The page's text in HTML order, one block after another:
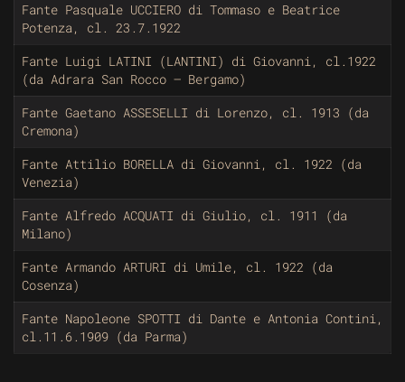
Fante Pasquale UCCIERO di Tommaso e Beatrice
Potenza, cl. 23.7.1922
Fante Luigi LATINI (LANTINI) di Giovanni, cl.1922
(da Adrara San Rocco – Bergamo)
Fante Gaetano ASSESELLI di Lorenzo, cl. 1913 (da
Cremona)
Fante Attilio BORELLA di Giovanni, cl. 1922 (da
Venezia)
Fante Alfredo ACQUATI di Giulio, cl. 1911 (da
Milano)
Fante Armando ARTURI di Umile, cl. 1922 (da
Cosenza)
Fante Napoleone SPOTTI di Dante e Antonia Contini,
cl.11.6.1909 (da Parma)